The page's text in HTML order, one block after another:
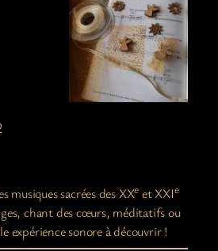
musiques sacrées des XXe et XXIe
chant des cœurs, méditatifs ou
expérience sonore à découvrir !